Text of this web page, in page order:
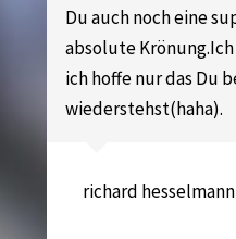
Du auch noch eine
absolute
ich hoffe nur das Du
wiederstehst(haha).
richard hesselmann